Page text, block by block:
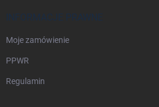
INFORMACJE PRAWNE
Moje zamówienie
PPWR
Regulamin